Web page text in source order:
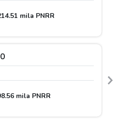
mila PNRR
mila PNRR